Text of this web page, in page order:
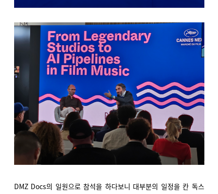
DMZ Docs의 일원으로 참석을 하다보니 대부분의 일정을 칸 독스